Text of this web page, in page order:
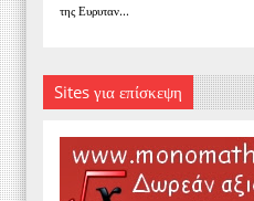
της Ευρυταν...
Sites για επίσκεψη